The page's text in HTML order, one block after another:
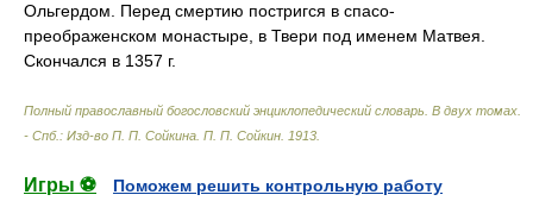
Ольгердом. Перед смертию постригся в спасо-
преображенском монастыре, в Твери под именем Матвея.
Скончался в 1357 г.
Полный православный богословский энциклопедический словарь. В двух томах.
- Спб.: Изд-во П. П. Сойкина П. П. Сойкин 1913
Игры ⚽
Поможем решить контрольную работу